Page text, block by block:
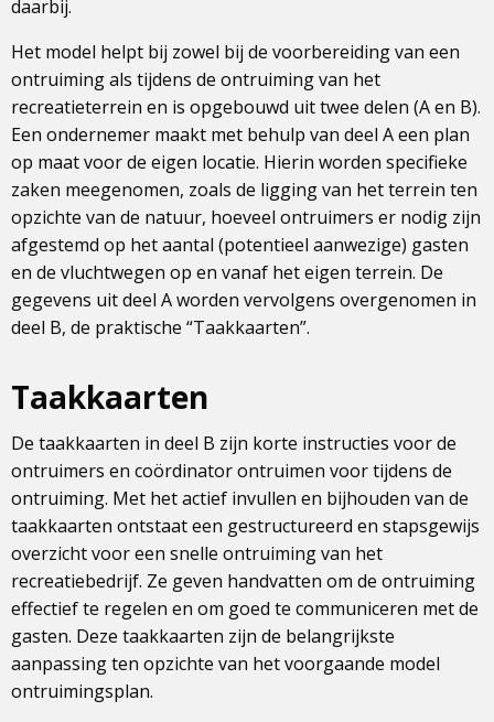
daarbij.
Het model helpt bij zowel bij de voorbereiding van een
ontruiming als tijdens de ontruiming van het
recreatieterrein en is opgebouwd uit twee delen (A en B).
Een ondernemer maakt met behulp van deel A een plan
op maat voor de eigen locatie. Hierin worden specifieke
zaken meegenomen, zoals de ligging van het terrein ten
opzichte van de natuur, hoeveel ontruimers er nodig zijn
afgestemd op het aantal (potentieel aanwezige) gasten
en de vluchtwegen op en vanaf het eigen terrein. De
gegevens uit deel A worden vervolgens overgenomen in
deel B, de praktische “Taakkaarten”.
Taakkaarten
De taakkaarten in deel B zijn korte instructies voor de
ontruimers en coördinator ontruimen voor tijdens de
ontruiming. Met het actief invullen en bijhouden van de
taakkaarten ontstaat een gestructureerd en stapsgewijs
overzicht voor een snelle ontruiming van het
recreatiebedrijf. Ze geven handvatten om de ontruiming
effectief te regelen en om goed te communiceren met de
gasten. Deze taakkaarten zijn de belangrijkste
aanpassing ten opzichte van het voorgaande model
ontruimingsplan.